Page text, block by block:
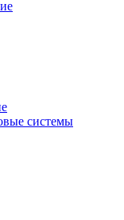
системы